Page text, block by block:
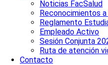
Noticias FacSalud
Reconocimientos
Reglamento
Empleado Activo
Sesión Conjunta
Ruta de atención
Contacto